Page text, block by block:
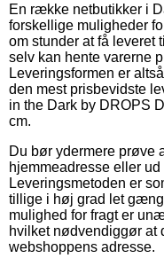
En række netbutikker i
forskellige muligheder
om stunder at få leveret
selv kan hente varerne
Leveringsformen er
den mest prisbevidste
in the Dark by DROPS
cm.
Du bør ydermere prøve
hjemmeadresse eller
Leveringsmetoden er
tillige i høj grad let
mulighed for fragt er
hvilket nødvendiggør
webshoppens adresse.